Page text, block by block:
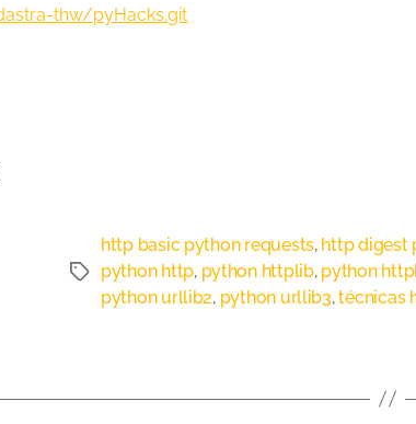
thw/pyHacks.git
http basic python requests, http digest
python http, python httplib, python
python urllib2, python urllib3,técnicas